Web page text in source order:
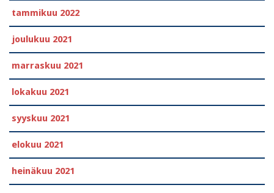
tammikuu 2022
joulukuu 2021
marraskuu 2021
lokakuu 2021
syyskuu 2021
elokuu 2021
heinäkuu 2021